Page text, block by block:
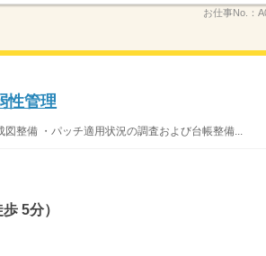
お仕事No.：
性管理
図整備 ・パッチ適用状況の調査および台帳整備...
5分）